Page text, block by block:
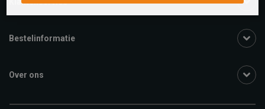
Bestelinformatie
Over ons